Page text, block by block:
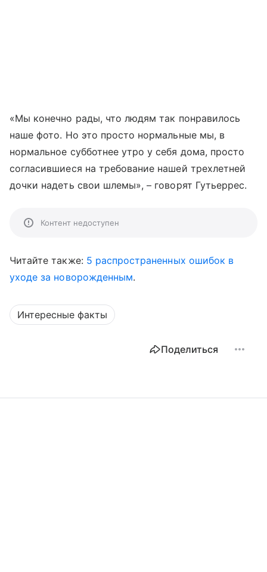
«Мы конечно рады, что людям так понравилось
наше фото. Но это просто нормальные мы, в
нормальное субботнее утро у себя дома, просто
согласившиеся на требование нашей трехлетней
дочки надеть свои шлемы», – говорят Гутьеррес.
Контент недоступен
Читайте также: 5 распространенных ошибок в
уходе за новорожденным.
Интересные факты
Поделиться